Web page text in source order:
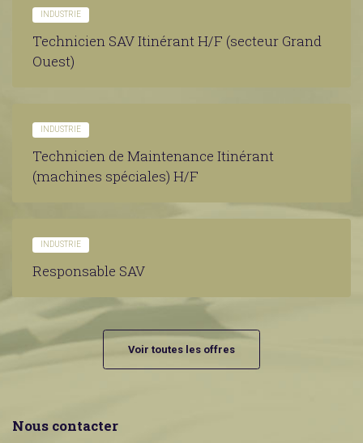
INDUSTRIE
Technicien SAV Itinérant H/F (secteur Grand
Ouest)
INDUSTRIE
Technicien de Maintenance Itinérant
(machines spéciales) H/F
INDUSTRIE
Responsable SAV
Voir toutes les offres
Nous contacter